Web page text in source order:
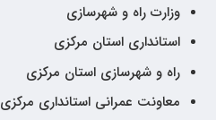
وزارت راه و شهرسازی
استانداری استان مرکزی
راه و شهرسازی استان مرکزی
معاونت عمرانی استانداری مرکزی